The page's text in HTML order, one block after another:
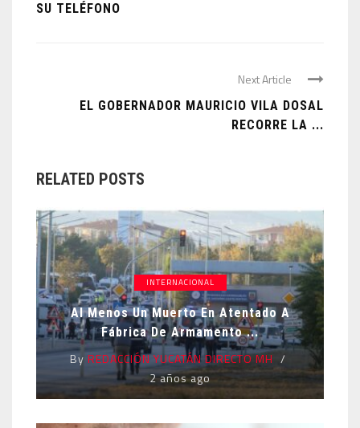
SU TELÉFONO
Next Article
EL GOBERNADOR MAURICIO VILA DOSAL
RECORRE LA ...
RELATED POSTS
INTERNACIONAL
Al Menos Un Muerto En Atentado A
Fábrica De Armamento ...
By REDACCIÓN YUCATÁN DIRECTO MH
2 años ago